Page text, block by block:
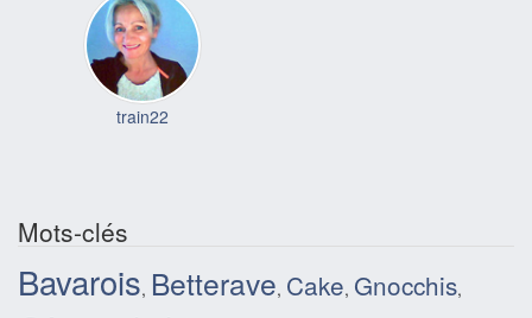
train22
Mots-clés
Bavarois, Betterave, Cake, Gnocchis,